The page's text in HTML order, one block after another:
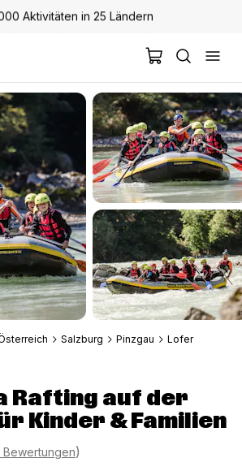
glückliche Kunden
Salzburg Pinzgau Lofer
Rafting auf der
Kinder & Familien
Bewertungen)